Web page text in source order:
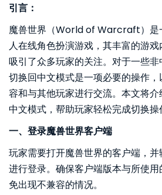
引言：
魔兽世界（World of Warcraft）是
人在线角色扮演游戏，其丰富的游
吸引了众多玩家的关注。对于一些非
切换回中文模式是一项必要的操作
容和与其他玩家进行交流。本文将
中文模式，帮助玩家轻松完成切换操
一、登录魔兽世界客户端
玩家需要打开魔兽世界的客户端，
进行登录。确保客户端版本与所使
免出现不兼容的情况。